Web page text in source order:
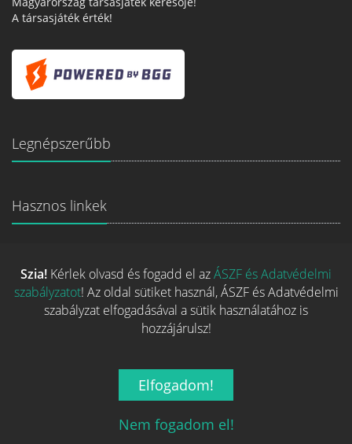
A társasjáték érték!
Legnépszerűbb
Hasznos linkek
ELFELEJTETT JELSZÓ
RÓLUNK
ÁSZF ÉS ADATVÉDELMI SZABÁLYZAT
Szia! Kérlek olvasd és fogadd el azÁSZF és Adatvédelmi
szabályzatot! Az oldal sütiket használ, ÁSZF és Adatvédelmi
szabályzat elfogadásával a sütik használatához is
hozzájárulsz!
Elfogadom!
Nem fogadom el!